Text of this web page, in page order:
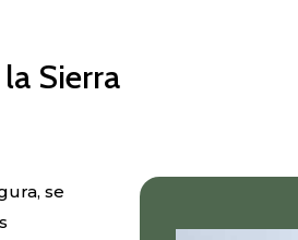
Sierra
se